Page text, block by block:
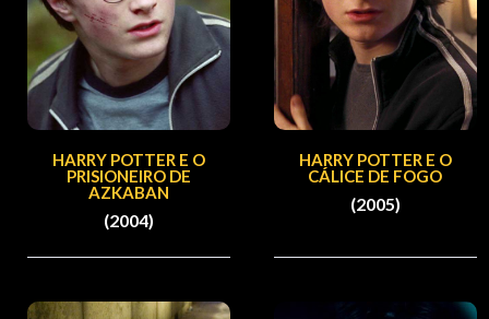
HARRY POTTER E O
PRISIONEIRO DE
AZKABAN
(2004)
HARRY POTTER E O
CÁLICE DE FOGO
(2005)